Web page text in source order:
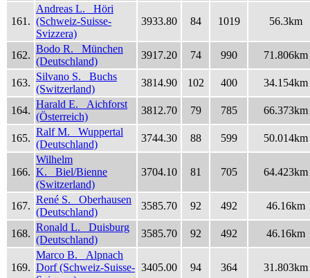
161.
Andreas L. Höri
(Schweiz-Suisse-
Svizzera)
3933.80 84 1019 56.3km
162.
Bodo R. München
(Deutschland)
3917.20 74 990 71.806km
163.
Silvano S. Buchs
(Switzerland)
3814.90 102 400 34.154km
164.
Harald E. Aichforst
(Österreich)
3812.70 79 785 66.373km
165.
Ralf M. Wuppertal
(Deutschland)
3744.30 88 599 50.014km
166.
Wilhelm
K. Biel/Bienne
(Switzerland)
3704.10 81 705 64.423km
167.
René S. Oberhausen
(Deutschland)
3585.70 92 492 46.16km
168.
Ronald L. Duisburg
(Deutschland)
3585.70 92 492 46.16km
169.
Marco B. Alpnach
Dorf (Schweiz-Suisse- 3405.00 94 364 31.803km